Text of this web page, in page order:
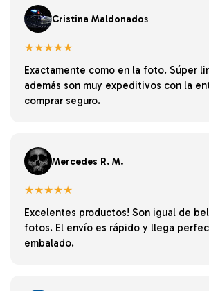
Cristina Maldonados
★★★★★
Exactamente como en la foto. Súper
además son muy expeditivos con la
comprar seguro.
Mercedes R. M.
★★★★★
Excelentes productos! Son igual de
fotos. El envío es rápido y llega
embalado.